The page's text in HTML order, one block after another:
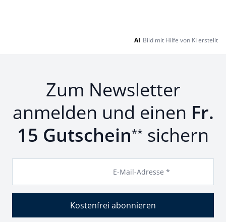
AI Bild mit Hilfe von KI erstellt
Zum Newsletter
anmelden und einen Fr.
15 Gutschein** sichern
E-Mail-Adresse *
Kostenfrei abonnieren